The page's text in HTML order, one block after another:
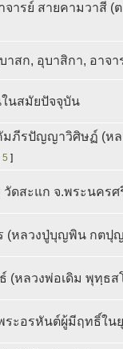
ารย์ สายคามวาสี (
สก, อุบาสิกา, อาจา
นสมัยปัจจุบัน
ภีรปัญญาวิศิษฏ์ (หล
5 ]
ดสะแก จ.พระนครศ
(หลวงปู่บุญพิน กตปุ
(หลวงพ่อเดิม พุทฺธส
ระอรหันต์ผู้มีฤทธิ์ใน